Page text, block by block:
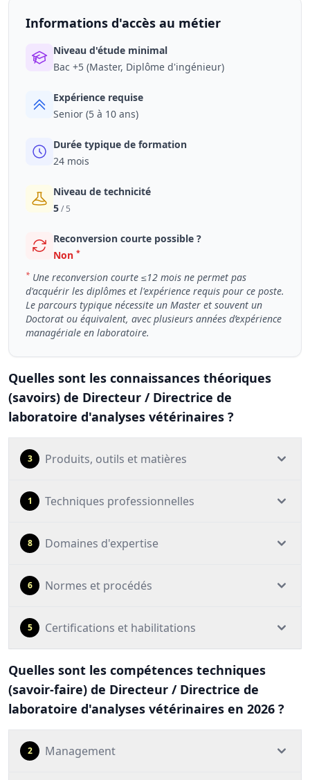
Informations d'accès au métier
Niveau d'étude minimal
Bac +5 (Master, Diplôme d'ingénieur)
Expérience requise
Senior (5 à 10 ans)
Durée typique de formation
24 mois
Niveau de technicité
5/ 5
Reconversion courte possible ?
Non *
* Une reconversion courte ≤12 mois ne permet pas
d'acquérir les diplômes et l'expérience requis pour ce poste.
Le parcours typique nécessite un Master et souvent un
Doctorat ou équivalent, avec plusieurs années d’expérience
managériale en laboratoire.
Quelles sont les connaissances théoriques
(savoirs) de Directeur / Directrice de
laboratoire d'analyses vétérinaires ?
3 Produits, outils et matières
1 Techniques professionnelles
8 Domaines d'expertise
6 Normes et procédés
5 Certifications et habilitations
Quelles sont les compétences techniques
(savoir-faire) de Directeur / Directrice de
laboratoire d'analyses vétérinaires en 2026 ?
2 Management